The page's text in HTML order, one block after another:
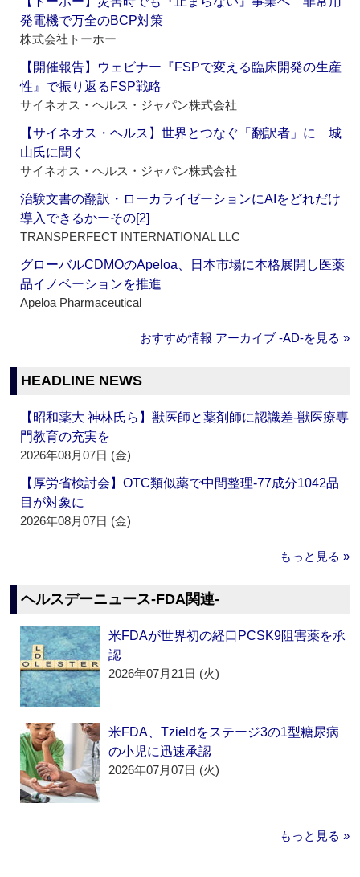
発電機で万全のBCP対策
株式会社トーホー
【開催報告】ウェビナー『FSPで変える臨床開発の生産
性』で振り返るFSP戦略
サイネオス・ヘルス・ジャパン株式会社
【サイネオス・ヘルス】世界とつなぐ「翻訳者」に 城
山氏に聞く
サイネオス・ヘルス・ジャパン株式会社
治験文書の翻訳・ローカライゼーションにAIをどれだけ
導入できるかーその[2]
TRANSPERFECT INTERNATIONAL LLC
グローバルCDMOのApeloa、日本市場に本格展開し医薬
品イノベーションを推進
Apeloa Pharmaceutical
おすすめ情報 アーカイブ ‐AD‐を見る »
HEADLINE NEWS
【昭和薬大 神林氏ら】獣医師と薬剤師に認識差‐獣医療専
門教育の充実を
2026年08月07日 (金)
【厚労省検討会】OTC類似薬で中間整理‐77成分1042品
目が対象に
2026年08月07日 (金)
もっと見る »
ヘルスデーニュース‐FDA関連‐
米FDAが世界初の経口PCSK9阻害薬を承
認
2026年07月21日 (火)
米FDA、Tzieldをステージ3の1型糖尿病
の小児に迅速承認
2026年07月07日 (火)
もっと見る »